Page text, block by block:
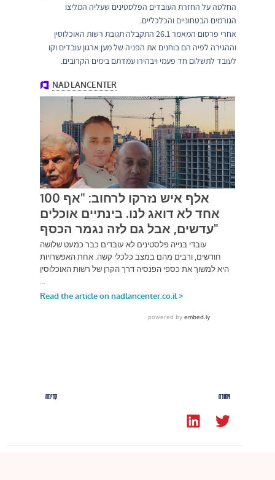
החלטה על החזרת העובדים הפלסטינים שעליה המליצו
הגורמים הבטחוניים והכלכליים.
אחרי פרסום המאמר 26.1 התקבלה תגובת רשות האוכלוסין
וההגירה לפיה הם בוחנים את הפניה של מען ארגון עובדים וקו
לעובד לתשלום חד פעמי ויבהירו עמדתם בימים הקרובים.
אחורה קדימה